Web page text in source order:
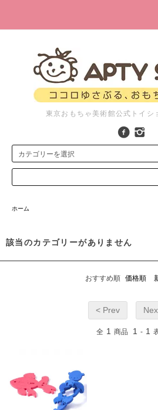
東京おもちゃ美術館公式トイシ
ホーム
該当のカテゴリーがありません
おすすめ順 価格順
< Prev
全 1 商品 1 - 1